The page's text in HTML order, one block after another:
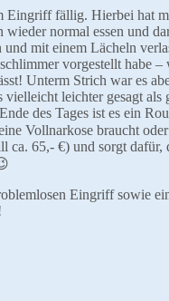
fällig. Hierbei hat
normal essen und
mit einem Lächeln
vorgestellt habe
Unterm Strich war es
leichter gesagt als
des Tages ist es ein
Vollnarkose braucht
65,- €) und sorgt dafür,
Eingriff sowie